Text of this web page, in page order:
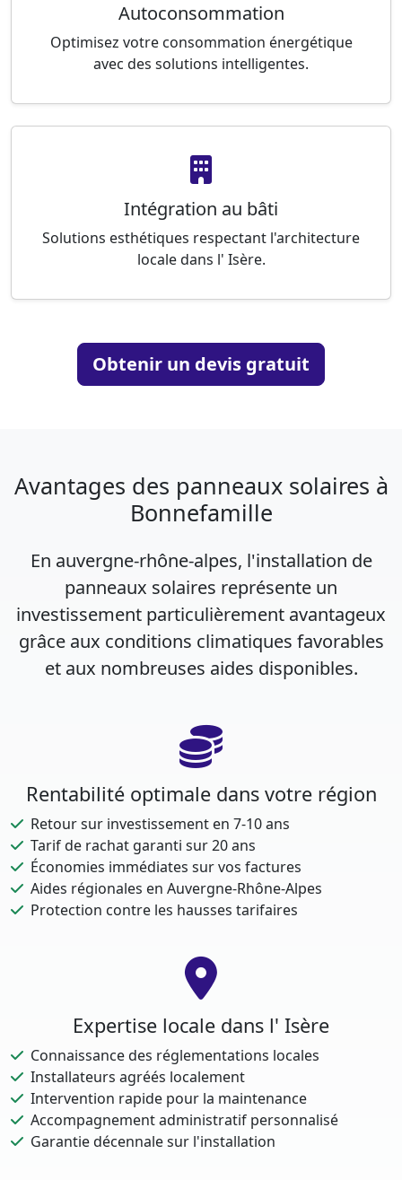
Autoconsommation
Optimisez votre consommation énergétique
avec des solutions intelligentes.
Intégration au bâti
Solutions esthétiques respectant l'architecture
locale dans l' Isère.
Obtenir un devis gratuit
Avantages des panneaux solaires à
Bonnefamille
En auvergne-rhône-alpes, l'installation de
panneaux solaires représente un
investissement particulièrement avantageux
grâce aux conditions climatiques favorables
et aux nombreuses aides disponibles.
Rentabilité optimale dans votre région
Retour sur investissement en 7-10 ans
Tarif de rachat garanti sur 20 ans
Économies immédiates sur vos factures
Aides régionales en Auvergne-Rhône-Alpes
Protection contre les hausses tarifaires
Expertise locale dans l' Isère
Connaissance des réglementations locales
Installateurs agréés localement
Intervention rapide pour la maintenance
Accompagnement administratif personnalisé
Garantie décennale sur l'installation